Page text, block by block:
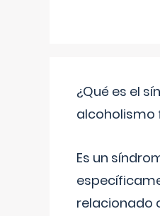
¿Qué es el
alcoholismo
Es un
relacionado